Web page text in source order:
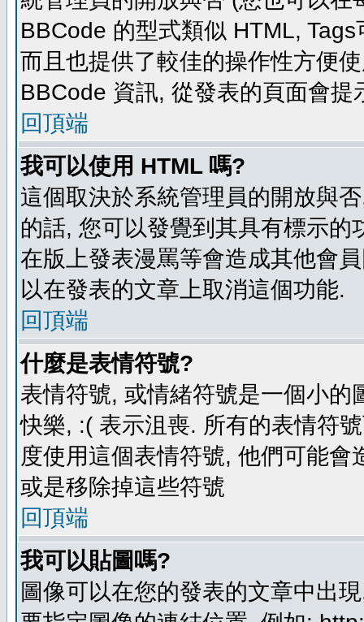
BBCode 的型式類似 HTML,
而且也提供了較佳的操作性方便
BBCode 資訊, 從發表的頁面會提
回頂端
我可以使用 HTML 嗎?
這個取決於系統管理員的開放與
的話, 您可以發覺到其具有標示
在版上發表漫罵等會造成其他會
以在發表的文章上取消這個功能.
回頂端
什麼是表情符號?
表情符號, 或情緒符號是一個小
快樂, :( 表示沮喪. 所有的表情符
度使用這個表情符號, 他們可能
或是移除掉這些符號
回頂端
我可以貼圖嗎?
圖像可以在您的發表的文章中出